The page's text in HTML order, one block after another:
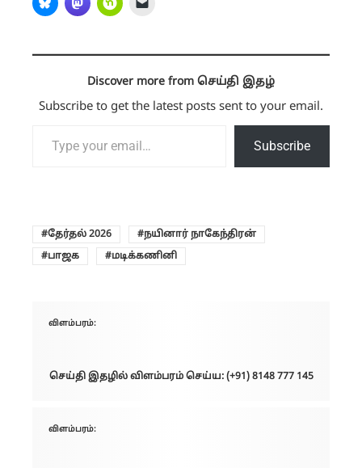
Discover more from செய்தி இதழ்
Subscribe to get the latest posts sent to your email.
Subscribe
தேர்தல் 2026
நயினார் நாகேந்திரன்
பாஜக
மடிக்கணினி
விளம்பரம்:
செய்தி இதழில் விளம்பரம் செய்ய: (+91) 8148 777 145
விளம்பரம்: